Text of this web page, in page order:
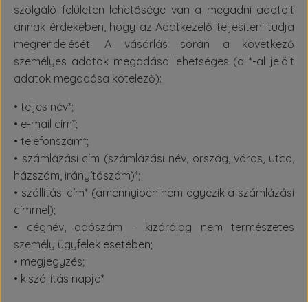
szolgáló felületen lehetősége van a megadni adatait
annak érdekében, hogy az Adatkezelő teljesíteni tudja
megrendelését. A vásárlás során a következő
személyes adatok megadása lehetséges (a *-al jelölt
adatok megadása kötelező):
• teljes név*;
• e-mail cím*;
• telefonszám*;
• számlázási cím (számlázási név, ország, város, utca,
házszám, irányítószám)*;
• szállítási cím* (amennyiben nem egyezik a számlázási
címmel);
• cégnév, adószám – kizárólag nem természetes
személy ügyfelek esetében;
• megjegyzés;
• kiszállítás napja*